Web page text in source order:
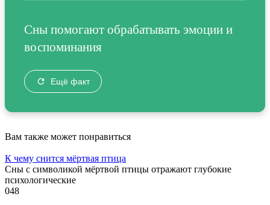
Сны помогают обрабатывать эмоции и
воспоминания
Ещё факт
Вам также может понравиться
К чему снится мёртвая птица
Сны с символикой мёртвой птицы отражают глубокие
психологические
048